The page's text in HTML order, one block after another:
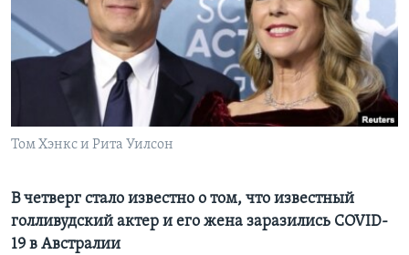
Learning English
СОЦИАЛЬНЫЕ СЕТИ
Том Хэнкс и Рита Уилсон
В четверг стало известно о том, что известный
голливудский актер и его жена заразились COVID-
19 в Австралии